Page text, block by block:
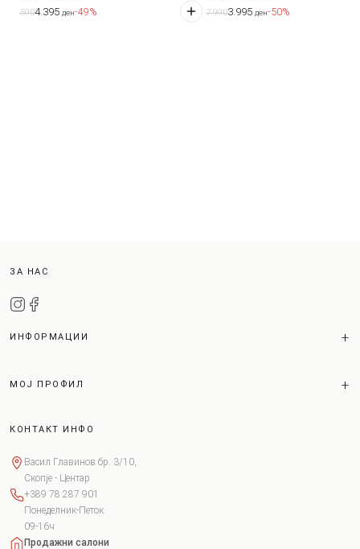
8.5904.395 ден-49% 7.9903.995 ден-50%
ЗА НАС
ИНФОРМАЦИИ
МОЈ ПРОФИЛ
КОНТАКТ ИНФО
Васил Главинов бр. 3/10,
Скопје - Центар
+389 78 287 901
Понеделник-Петок
09-16ч
Продажни салони